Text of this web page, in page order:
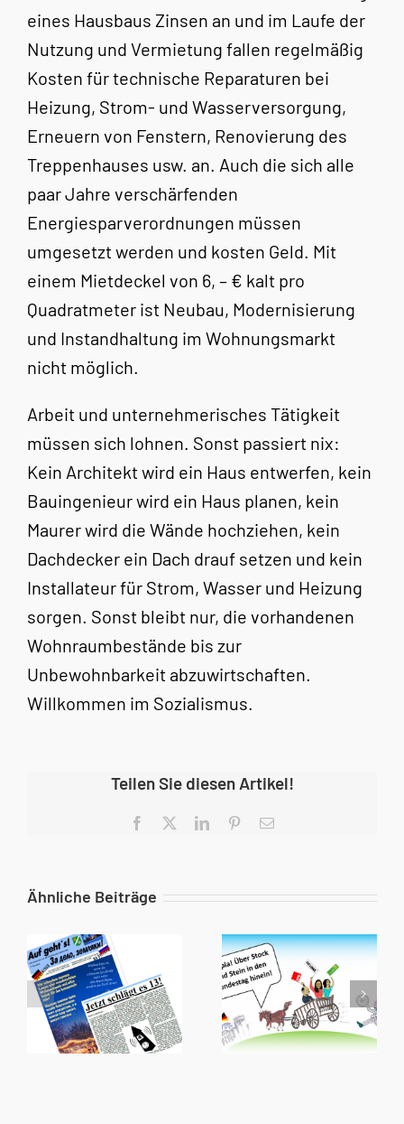
eines Hausbaus Zinsen an und im Laufe der
Nutzung und Vermietung fallen regelmäßig
Kosten für technische Reparaturen bei
Heizung, Strom- und Wasserversorgung,
Erneuern von Fenstern, Renovierung des
Treppenhauses usw. an. Auch die sich alle
paar Jahre verschärfenden
Energiesparverordnungen müssen
umgesetzt werden und kosten Geld. Mit
einem Mietdeckel von 6, – € kalt pro
Quadratmeter ist Neubau, Modernisierung
und Instandhaltung im Wohnungsmarkt
nicht möglich.
Arbeit und unternehmerisches Tätigkeit
müssen sich lohnen. Sonst passiert nix:
Kein Architekt wird ein Haus entwerfen, kein
Bauingenieur wird ein Haus planen, kein
Maurer wird die Wände hochziehen, kein
Dachdecker ein Dach drauf setzen und kein
Installateur für Strom, Wasser und Heizung
sorgen. Sonst bleibt nur, die vorhandenen
Wohnraumbestände bis zur
Unbewohnbarkeit abzuwirtschaften.
Willkommen im Sozialismus.
Teilen Sie diesen Artikel!
Facebook LinkedInPinterest
E-
Ähnliche Beiträge